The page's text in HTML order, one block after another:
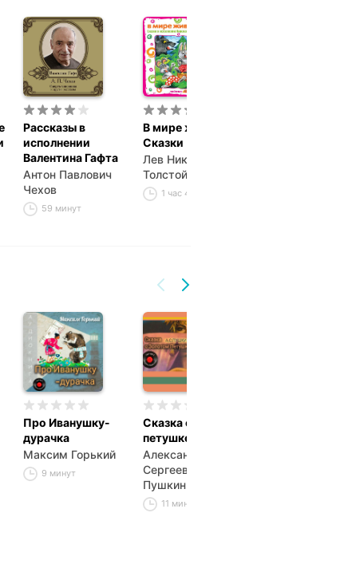
Рассказы в
исполнении
Валентина Гафта
Антон Павлович
Чехов
59 минут
В мире животных.
Сказки
Лев Николаевич
Толстой
1 час 43 минуты
Про Иванушку-
дурачка
Максим Горький
9 минут
Сказка о золотом
петушке
Александр
Сергеевич
Пушкин
11 минут